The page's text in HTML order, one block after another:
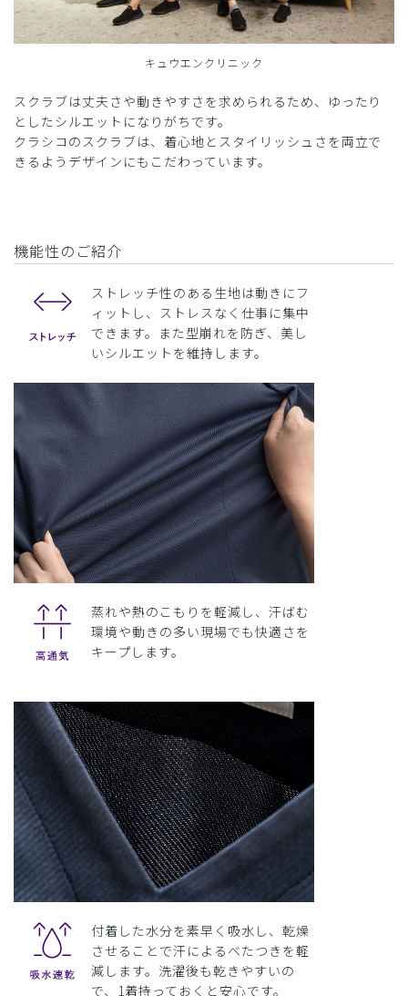
キュウエンクリニック
スクラブは丈夫さや動きやすさを求められるため、ゆったり
としたシルエットになりがちです。
クラシコのスクラブは、着心地とスタイリッシュさを両立で
きるようデザインにもこだわっています。
機能性のご紹介
ストレッチ性のある生地は動きにフ
ィットし、ストレスなく仕事に集中
できます。また型崩れを防ぎ、美し
いシルエットを維持します。
蒸れや熱のこもりを軽減し、汗ばむ
環境や動きの多い現場でも快適さを
キープします。
付着した水分を素早く吸水し、乾燥
させることで汗によるべたつきを軽
減します。洗濯後も乾きやすいの
で、1着持っておくと安心です。